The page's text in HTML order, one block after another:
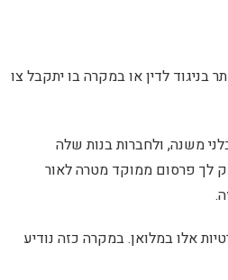
לדין או במקרה בו יתקבל צו
משנה, ולחברות בנות שלה
לך שירותים ו/או להפעיל את האתר; (2) לסייע בהבנת אופן השימוש של הגולשים באתר ובשירותים של החברה; (3) לספק לך פרסום ממוקד מטרה לאור
אלו במלואן. במקרה כזה נודיע